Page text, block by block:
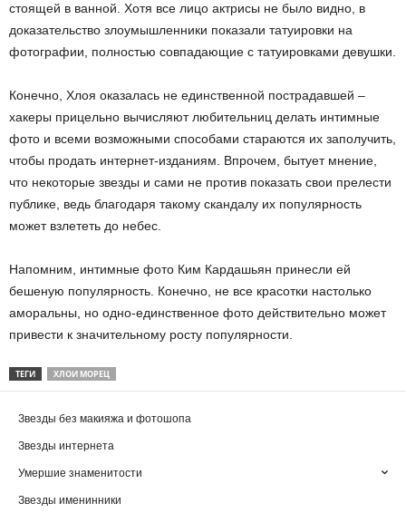
стоящей в ванной. Хотя все лицо актрисы не было видно, в
доказательство злоумышленники показали татуировки на
фотографии, полностью совпадающие с татуировками девушки.
Конечно, Хлоя оказалась не единственной пострадавшей –
хакеры прицельно вычисляют любительниц делать интимные
фото и всеми возможными способами стараются их заполучить,
чтобы продать интернет-изданиям. Впрочем, бытует мнение,
что некоторые звезды и сами не против показать свои прелести
публике, ведь благодаря такому скандалу их популярность
может взлететь до небес.
Напомним, интимные фото Ким Кардашьян принесли ей
бешеную популярность. Конечно, не все красотки настолько
аморальны, но одно-единственное фото действительно может
привести к значительному росту популярности.
ТЕГИ ХЛОИ МОРЕЦ
Звезды без макияжа и фотошопа
Звезды интернета
Умершие знаменитости
Звезды именинники